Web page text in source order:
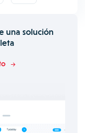
una solución